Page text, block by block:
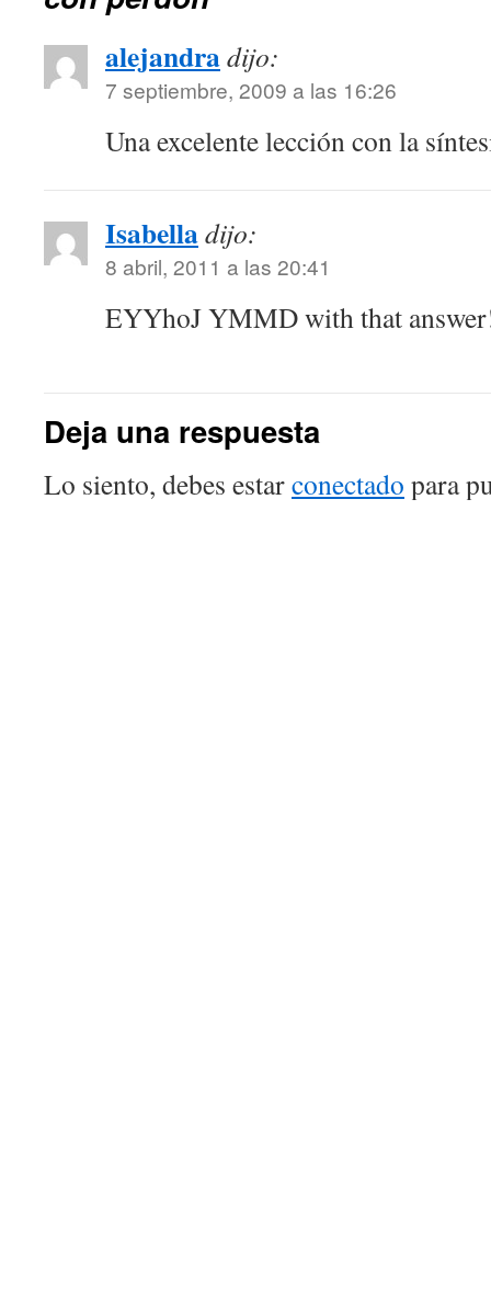
alejandradijo:
7 septiembre, 2009 a las 16:26
Una excelente lección con la
Isabelladijo:
8 abril, 2011 a las 20:41
EYYhoJ YMMD with that
Deja una respuesta
Lo siento, debes estarconectado para